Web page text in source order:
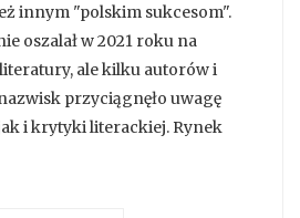
innym "polskim sukcesom".
oszalał w 2021 roku na
ale kilku autorów i
przyciągnęło uwagę
i krytyki literackiej. Rynek